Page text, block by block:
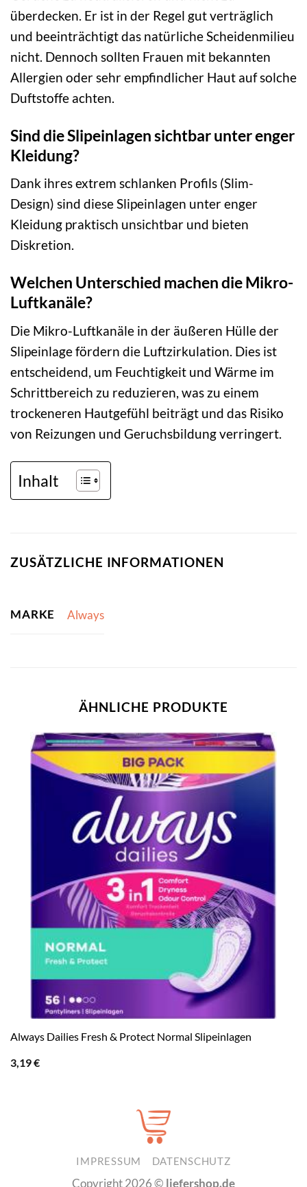
überdecken. Er ist in der Regel gut verträglich
und beeinträchtigt das natürliche Scheidenmilieu
nicht. Dennoch sollten Frauen mit bekannten
Allergien oder sehr empfindlicher Haut auf solche
Duftstoffe achten.
Sind die Slipeinlagen sichtbar unter enger
Kleidung?
Dank ihres extrem schlanken Profils (Slim-
Design) sind diese Slipeinlagen unter enger
Kleidung praktisch unsichtbar und bieten
Diskretion.
Welchen Unterschied machen die Mikro-
Luftkanäle?
Die Mikro-Luftkanäle in der äußeren Hülle der
Slipeinlage fördern die Luftzirkulation. Dies ist
entscheidend, um Feuchtigkeit und Wärme im
Schrittbereich zu reduzieren, was zu einem
trockeneren Hautgefühl beiträgt und das Risiko
von Reizungen und Geruchsbildung verringert.
Inhalt
ZUSÄTZLICHE INFORMATIONEN
MARKE Always
ÄHNLICHE PRODUKTE
Always Dailies Fresh & Protect Normal Slipeinlagen
3,19€
IMPRESSUM DATENSCHUTZ
Copyright 2026 © liefershop.de